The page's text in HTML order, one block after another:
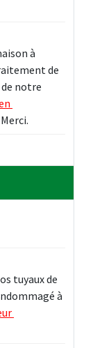
à
de
notre
tuyaux de
à